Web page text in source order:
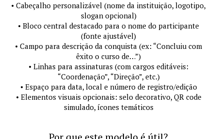
• Cabeçalho personalizável (nome da instituição, logotipo,
slogan opcional)
• Bloco central destacado para o nome do participante
(fonte ajustável)
• Campo para descrição da conquista (ex: “Concluiu com
êxito o curso de…”)
• Linhas para assinaturas (com cargos editáveis:
“Coordenação”, “Direção”, etc.)
• Espaço para data, local e número de registro/edição
• Elementos visuais opcionais: selo decorativo, QR code
simulado, ícones temáticos